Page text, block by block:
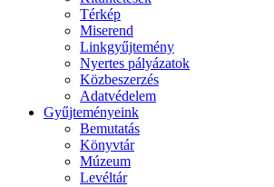
Térkép
Miserend
Linkgyűjtemény
Nyertes pályázatok
Közbeszerzés
Adatvédelem
Gyűjteményeink
Bemutatás
Könyvtár
Múzeum
Levéltár